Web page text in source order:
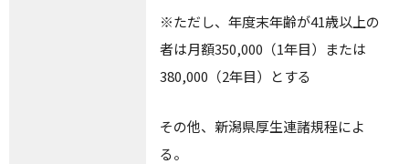
※ただし、年度末年齢が41歳以上の
者は月額350,000（1年目）または
380,000（2年目）とする
その他、新潟県厚生連諸規程によ
る。